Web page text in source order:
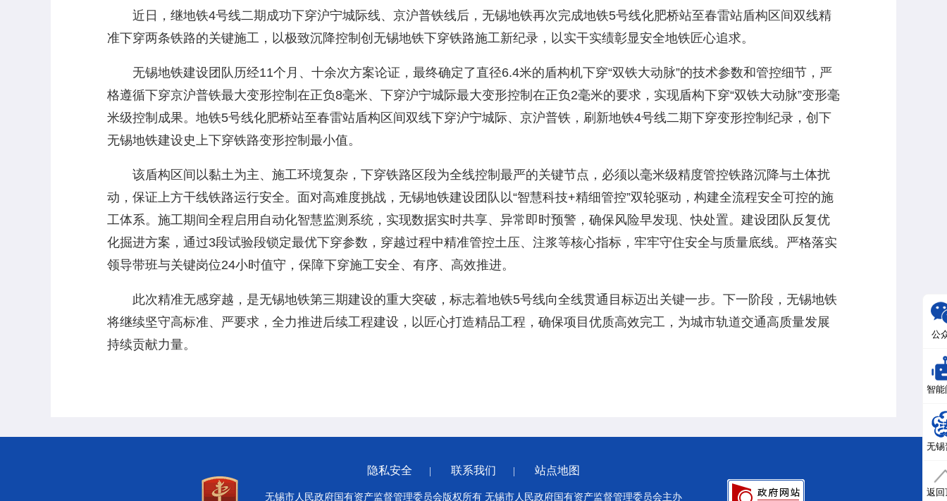
近日，继地铁4号线二期成功下穿沪宁城际线、京沪普铁线后，无锡地铁再次完成地铁5号线化肥桥站至春雷站盾构区间双线精
准下穿两条铁路的关键施工，以极致沉降控制创无锡地铁下穿铁路施工新纪录，以实干实绩彰显安全地铁匠心追求。
无锡地铁建设团队历经11个月、十余次方案论证，最终确定了直径6.4米的盾构机下穿“双铁大动脉”的技术参数和管控细节，严
格遵循下穿京沪普铁最大变形控制在正负8毫米、下穿沪宁城际最大变形控制在正负2毫米的要求，实现盾构下穿“双铁大动脉”变形毫
米级控制成果。地铁5号线化肥桥站至春雷站盾构区间双线下穿沪宁城际、京沪普铁，刷新地铁4号线二期下穿变形控制纪录，创下
无锡地铁建设史上下穿铁路变形控制最小值。
该盾构区间以黏土为主、施工环境复杂，下穿铁路区段为全线控制最严的关键节点，必须以毫米级精度管控铁路沉降与土体扰
动，保证上方干线铁路运行安全。面对高难度挑战，无锡地铁建设团队以“智慧科技+精细管控”双轮驱动，构建全流程安全可控的施
工体系。施工期间全程启用自动化智慧监测系统，实现数据实时共享、异常即时预警，确保风险早发现、快处置。建设团队反复优
化掘进方案，通过3段试验段锁定最优下穿参数，穿越过程中精准管控土压、注浆等核心指标，牢牢守住安全与质量底线。严格落实
领导带班与关键岗位24小时值守，保障下穿施工安全、有序、高效推进。
此次精准无感穿越，是无锡地铁第三期建设的重大突破，标志着地铁5号线向全线贯通目标迈出关键一步。下一阶段，无锡地铁
将继续坚守高标准、严要求，全力推进后续工程建设，以匠心打造精品工程，确保项目优质高效完工，为城市轨道交通高质量发展
持续贡献力量。
隐私安全 联系我们 站点地图
无锡市人民政府国有资产监督管理委员会版权所有 无锡市人民政府国有资产监督管理委员会主办
公
智能
无锡
返回